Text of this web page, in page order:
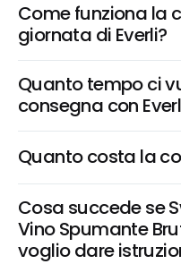
Come funziona la
giornata di Everli?
Quanto tempo ci
consegna con
Quanto costa la
Cosa succede se
Vino Spumante
voglio dare